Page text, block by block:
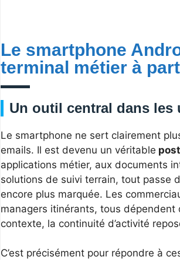
Le smartphone
terminal métier à
Un outil central dans les
Le smartphone ne sert clairement
emails. Il est devenu un véritable
applications métier, aux documents
solutions de suivi terrain, tout passe
encore plus marquée. Les
managers itinérants, tous
contexte, la continuité d’activité
C’est précisément pour répondre à